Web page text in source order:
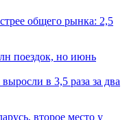
общего рынка: 2,5
в 3,5 раза за два
второе место у